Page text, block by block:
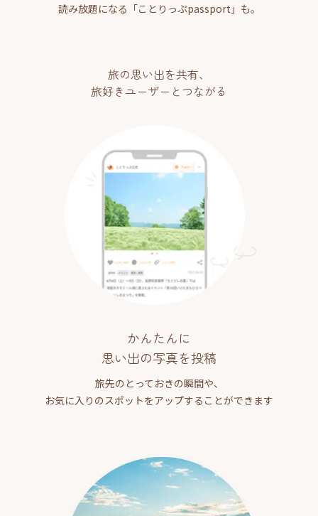
読み放題になる「ことりっぷpassport」も。
旅の思い出を共有、
旅好きユーザーとつながる
かんたんに
思い出の写真を投稿
旅先のとっておきの瞬間や、
お気に入りのスポットをアップすることができます